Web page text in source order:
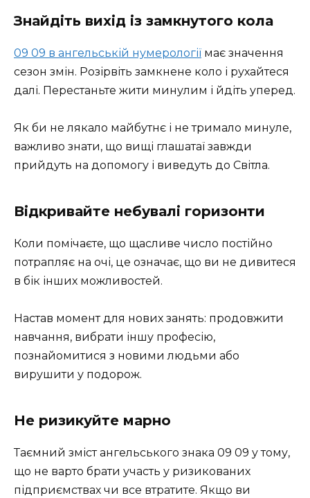
Знайдіть вихід із замкнутого кола
09 09 в ангельській нумерології має значення
сезон змін. Розірвіть замкнене коло і рухайтеся
далі. Перестаньте жити минулим і йдіть уперед.
Як би не лякало майбутнє і не тримало минуле,
важливо знати, що вищі глашатаї завжди
прийдуть на допомогу і виведуть до Світла.
Відкривайте небувалі горизонти
Коли помічаєте, що щасливе число постійно
потрапляє на очі, це означає, що ви не дивитеся
в бік інших можливостей.
Настав момент для нових занять: продовжити
навчання, вибрати іншу професію,
познайомитися з новими людьми або
вирушити у подорож.
Не ризикуйте марно
Таємний зміст ангельського знака 09 09 у тому,
що не варто брати участь у ризикованих
підприємствах чи все втратите. Якщо ви